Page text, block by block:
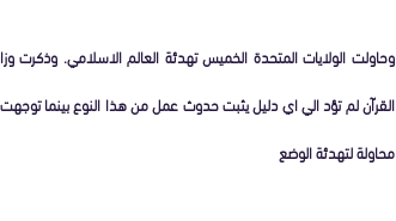
وحاولت الولايات المتحدة الخميس تهدئة العالم الاسلامي. وذكرت
القرآن لم تؤد الي اي دليل يثبت حدوث عمل من هذا النوع بينما توجهت
محاولة لتهدئة الوضع